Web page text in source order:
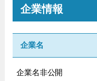
企業情報
企業名
企業名非公開